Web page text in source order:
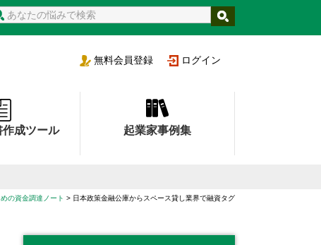
ログイン
無料会員登録
成ツール 起業家事例集
の資金調達ノート 日本政策金融公庫からスペース貸し業界で融資タグ